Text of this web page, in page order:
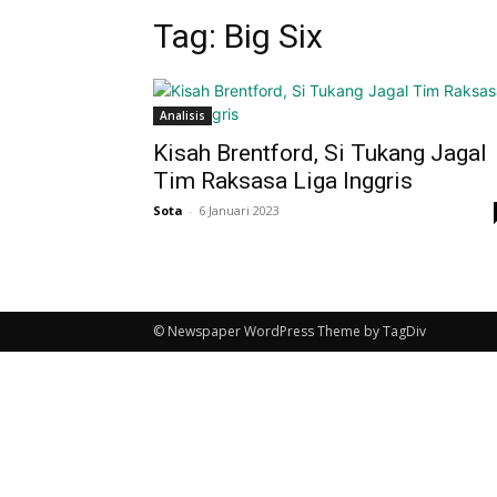
Tag: Big Six
Analisis
Kisah Brentford, Si Tukang Jagal
Tim Raksasa Liga Inggris
Sota - 6 Januari 2023
© Newspaper WordPress Theme by TagDiv